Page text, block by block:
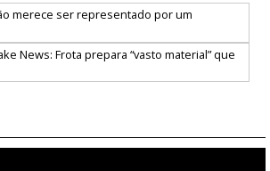
merece ser representado por um
News: Frota prepara “vasto material” que